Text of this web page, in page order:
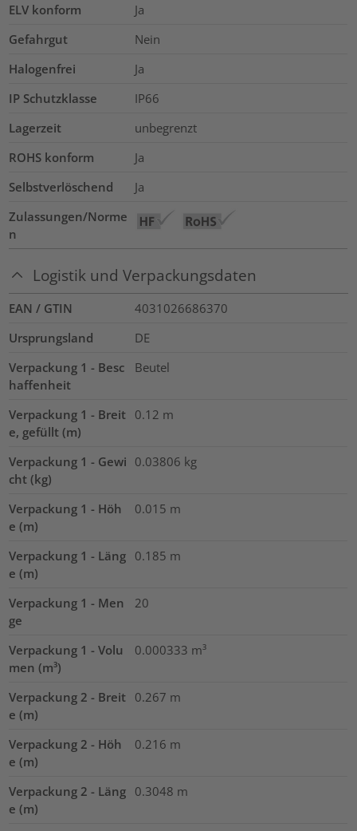
ELV konform
Ja
Gefahrgut
Nein
Halogenfrei
Ja
IP Schutzklasse
IP66
Lagerzeit
unbegrenzt
ROHS konform
Ja
Selbstverlöschend
Ja
Zulassungen/Norme
n
Logistik und Verpackungsdaten
EAN / GTIN
4031026686370
Ursprungsland
DE
Verpackung 1 - Besc
haffenheit
Beutel
Verpackung 1 - Breit
e, gefüllt (m)
0.12 m
Verpackung 1 - Gewi
cht (kg)
0.03806 kg
Verpackung 1 - Höh
e (m)
0.015 m
Verpackung 1 - Läng
e (m)
0.185 m
Verpackung 1 - Men
ge
20
Verpackung 1 - Volu
men (m³)
0.000333 m³
Verpackung 2 - Breit
e (m)
0.267 m
Verpackung 2 - Höh
e (m)
0.216 m
Verpackung 2 - Läng
e (m)
0.3048 m